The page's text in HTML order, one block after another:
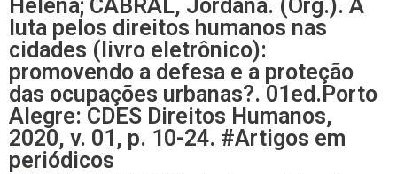
Helena; CABRAL, Jordana. (Org.). A
luta pelos direitos humanos nas
cidades (livro eletrônico):
promovendo a defesa e a proteção
das ocupações urbanas?. 01ed.Porto
Alegre: CDES Direitos Humanos,
2020, v. 01, p. 10-24. #Artigos em
periódicos